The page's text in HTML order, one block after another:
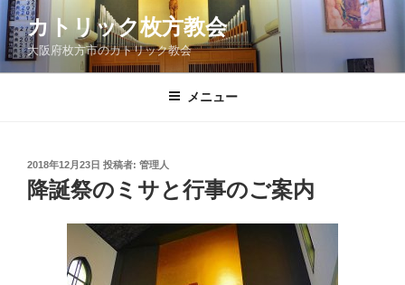
コ
ン
テ
ン
カトリック枚方教会
大阪府枚方市のカトリック教会
メニュー
投
稿
日:
2018年12月23日 投稿者: 管理人
降誕祭のミサと行事のご案内